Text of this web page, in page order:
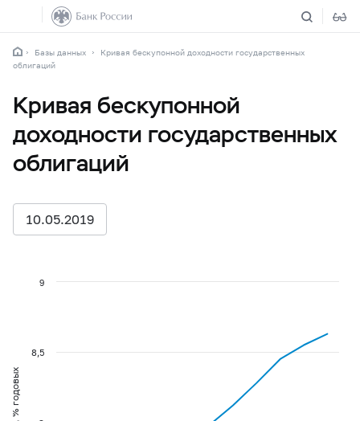
Базы данных
Кривая бескупонной доходности государственных
облигаций
Кривая бескупонной
доходности государственных
облигаций
10.05.2019
8,5
9